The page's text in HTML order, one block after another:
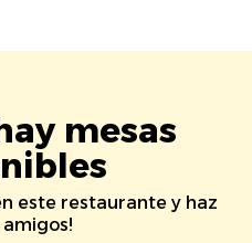
mesas
este restaurante y haz
amigos!